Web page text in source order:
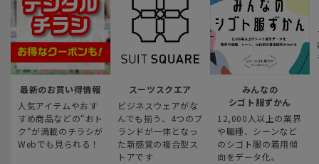
最新のお買い得情報
人気アイテムやおす
すめ商品などの“おト
ク“が満載のチラシが
Webでも見られる！
スーツスクエア
ビジネスウェアがな
んでも揃う、4つのブ
ランドが一体となっ
た新感覚の複合型ス
トアです
みんなの
シゴト服ずかん
12,000人以上の業界
や職種、シーンなど
のシゴト服の着用傾
向をデータ化。